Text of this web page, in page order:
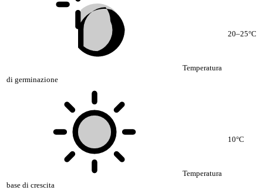
Temperatura
di germinazione
20–25°C
Temperatura
base di crescita
10°C